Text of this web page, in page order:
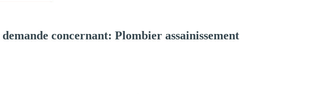
concernant: Plombier assainissement